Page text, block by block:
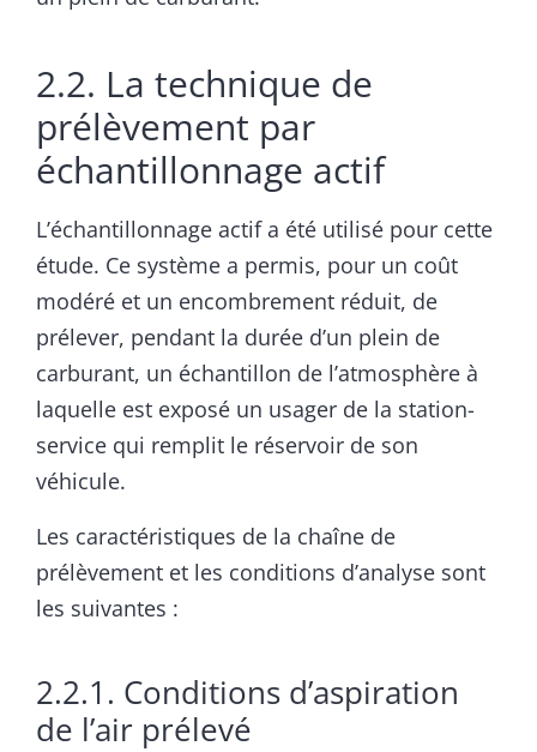
2.2. La technique de
prélèvement par
échantillonnage actif
L’échantillonnage actif a été utilisé pour cette
étude. Ce système a permis, pour un coût
modéré et un encombrement réduit, de
prélever, pendant la durée d’un plein de
carburant, un échantillon de l’atmosphère à
laquelle est exposé un usager de la station-
service qui remplit le réservoir de son
véhicule.
Les caractéristiques de la chaîne de
prélèvement et les conditions d’analyse sont
les suivantes :
2.2.1. Conditions d’aspiration
de l’air prélevé